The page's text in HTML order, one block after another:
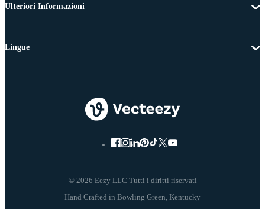
Ulteriori Informazioni
© 2026 Eezy LLC Tutti i diritti riservati
Lingue